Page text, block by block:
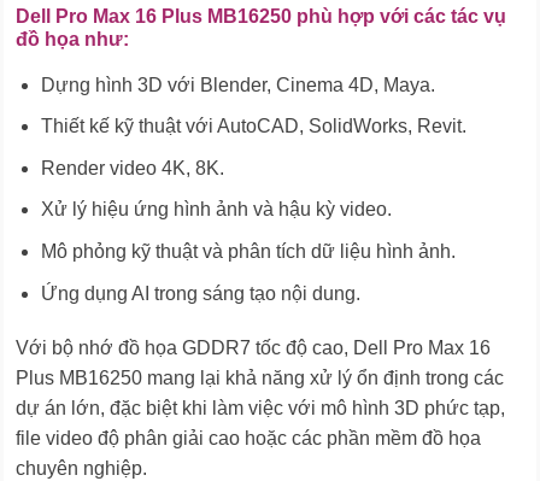
Dell Pro Max 16 Plus MB16250 phù hợp với các tác vụ
đồ họa như:
Dựng hình 3D với Blender, Cinema 4D, Maya.
Thiết kế kỹ thuật với AutoCAD, SolidWorks, Revit.
Render video 4K, 8K.
Xử lý hiệu ứng hình ảnh và hậu kỳ video.
Mô phỏng kỹ thuật và phân tích dữ liệu hình ảnh.
Ứng dụng AI trong sáng tạo nội dung.
Với bộ nhớ đồ họa GDDR7 tốc độ cao, Dell Pro Max 16
Plus MB16250 mang lại khả năng xử lý ổn định trong các
dự án lớn, đặc biệt khi làm việc với mô hình 3D phức tạp,
file video độ phân giải cao hoặc các phần mềm đồ họa
chuyên nghiệp.